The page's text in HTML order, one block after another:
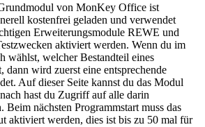
von MonKey Office ist
kostenfrei geladen und verwendet
Erweiterungsmodule REWE und
aktiviert werden. Wenn du im
wählst, welcher Bestandteil eines
dann wird zuerst eine entsprechende
Auf dieser Seite kannst du das Modul
hast du Zugriff auf alle darin
Beim nächsten Programmstart muss das
aktiviert werden, dies ist bis zu 50 mal für